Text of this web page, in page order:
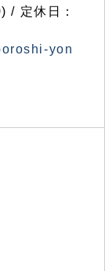
/ 定休日：
yon